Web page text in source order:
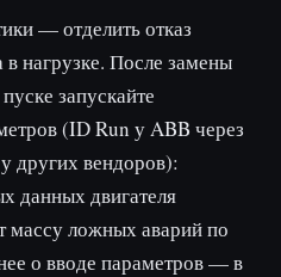
— отделить отказ
в нагрузке. После замены
запускайте
(ID Run у ABB через
других вендоров):
данных двигателя
массу ложных аварий по
о вводе параметров — в